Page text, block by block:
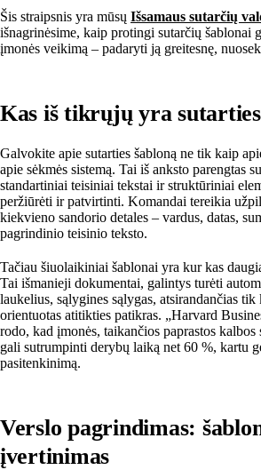
Šis straipsnis yra mūsų Išsamaus sutarčių
išnagrinėsime, kaip protingi sutarčių šablonai
įmonės veikimą – padaryti ją greitesnę,
Kas iš tikrųjų yra sutarties
Galvokite apie sutarties šabloną ne tik kaip
apie sėkmės sistemą. Tai iš anksto parengtas
standartiniai teisiniai tekstai ir struktūriniai
peržiūrėti ir patvirtinti. Komandai tereikia
kiekvieno sandorio detales – vardus, datas,
pagrindinio teisinio teksto.
Tačiau šiuolaikiniai šablonai yra kur kas
Tai išmanieji dokumentai, galintys turėti
laukelius, sąlygines sąlygas, atsirandančias
orientuotas atitikties patikras. „Harvard
rodo, kad įmonės, taikančios paprastos kalbos
gali sutrumpinti derybų laiką net 60 %, kartu
pasitenkinimą.
Verslo pagrindimas:
įvertinimas